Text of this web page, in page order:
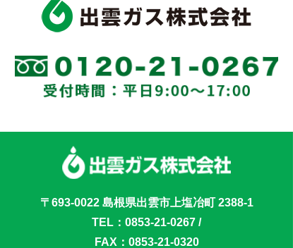
〒693-0022 島根県出雲市上塩冶町 2388-1
TEL： 0853-21-0267 /
FAX：0853-21-0320